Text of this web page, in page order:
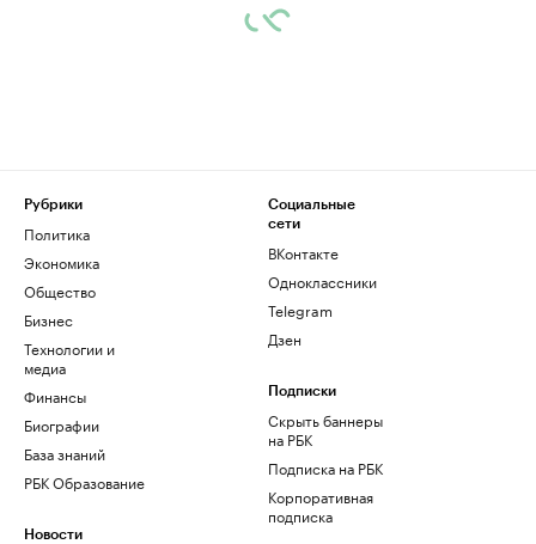
Рубрики
Политика
Экономика
Общество
Бизнес
Технологии и
медиа
Финансы
Биографии
База знаний
РБК Образование
Новости
Социальные
сети
ВКонтакте
Одноклассники
Telegram
Дзен
Подписки
Скрыть баннеры
на РБК
Подписка на РБК
Корпоративная
подписка